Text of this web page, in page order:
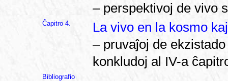
– perspektivoj de vivo
Ĉapitro 4.
La vivo en la kosmo
– pruvaĵoj de
konkludoj al IV-a
Bibliografio